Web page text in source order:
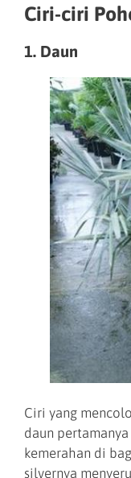
Ciri-ciri
1. Daun
Ciri yang
daun
kemerahan di
silvernya